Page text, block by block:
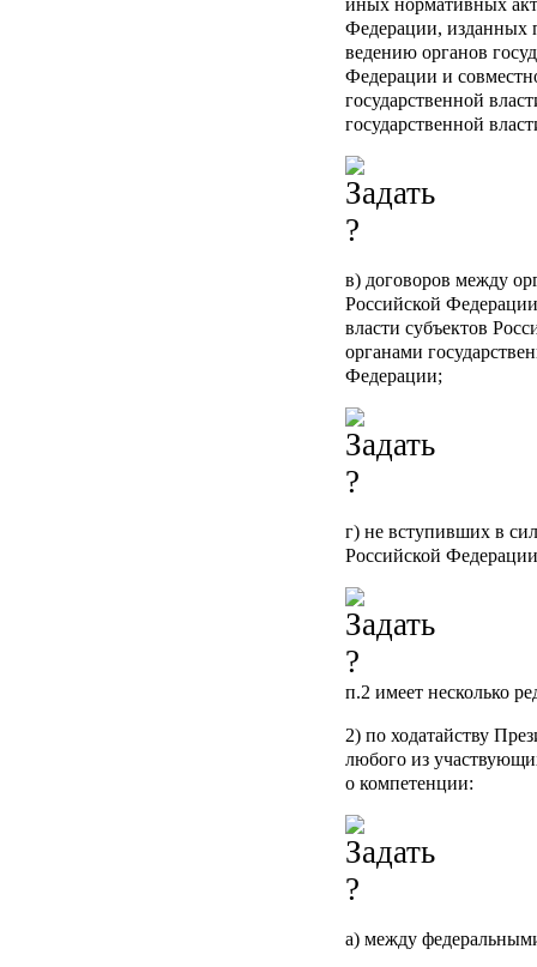
Федерации, изданных
ведению органов
Федерации и
государственной
государственной
в) договоров между
Российской
власти субъектов
органами
Федерации;
г) не вступивших в
Российской
п.2 имеет несколько
2) по ходатайству
любого из
о компетенции:
а) между